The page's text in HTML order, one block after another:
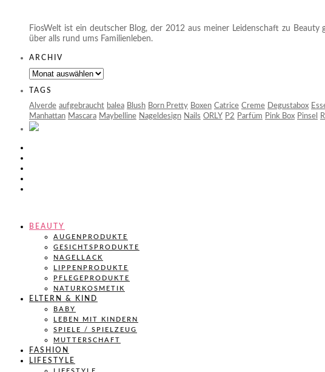
FiosWelt ist ein deutscher Blog, der 2012 aus meiner Leidenschaft zu
über alls rund ums Familienleben.
ARCHIV
Archiv
TAGS
Alverde aufgebraucht balea Blush Born Pretty Boxen Catrice Creme Degustabox
Manhattan Mascara Maybelline Nageldesign Nails ORLY P2 Parfüm Pink Box Pinsel
BEAUTY
AUGENPRODUKTE
GESICHTSPRODUKTE
NAGELLACK
LIPPENPRODUKTE
PFLEGEPRODUKTE
NATURKOSMETIK
ELTERN & KIND
BABY
LEBEN MIT KINDERN
SPIELE / SPIELZEUG
MUTTERSCHAFT
FASHION
LIFESTYLE